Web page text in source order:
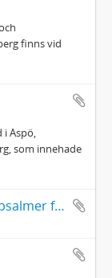
finns vid
i Aspö,
som innehade
Samling av världsliga cantilenor och psalmer från ca år 1700